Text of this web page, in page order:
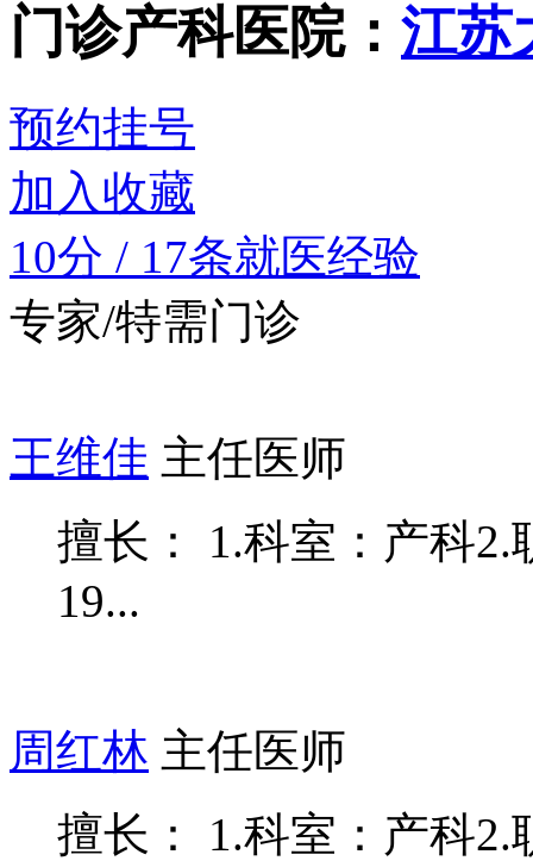
门诊产科医院： 江苏
预约挂号
加入收藏
10分 / 17条就医经验
专家/特需门诊
王维佳 主任医师
擅长： 1.科室：产科
19...
周红林 主任医师
擅长： 1.科室：产科